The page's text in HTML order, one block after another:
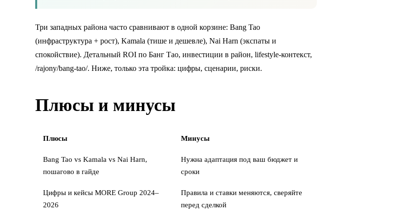
Три западных района часто сравнивают в одной корзине: Bang Tao
(инфраструктура + рост), Kamala (тише и дешевле), Nai Harn (экспаты и
спокойствие). Детальный ROI по Банг Тао, инвестиции в район, lifestyle-контекст,
/rajony/bang-tao/. Ниже, только эта тройка: цифры, сценарии, риски.
Плюсы и минусы
Плюсы Минусы
Bang Tao vs Kamala vs Nai Harn,
пошагово в гайде
Нужна адаптация под ваш бюджет и
сроки
Цифры и кейсы MORE Group 2024–
2026
Правила и ставки меняются, сверяйте
перед сделкой